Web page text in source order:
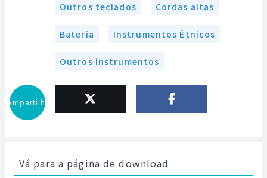
Outros teclados Cordas altas
Bateria Instrumentos Étnicos
Outros instrumentos
Compartilhar
Vá para a página de download